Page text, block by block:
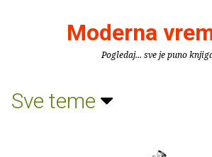
Moderna
Pogledaj... sve je puno
Sve teme